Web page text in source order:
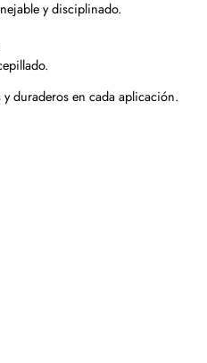
y disciplinado.
duraderos en cada aplicación.